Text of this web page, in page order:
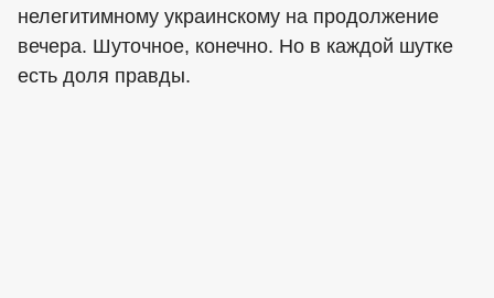
нелегитимному украинскому на продолжение
вечера. Шуточное, конечно. Но в каждой шутке
есть доля правды.